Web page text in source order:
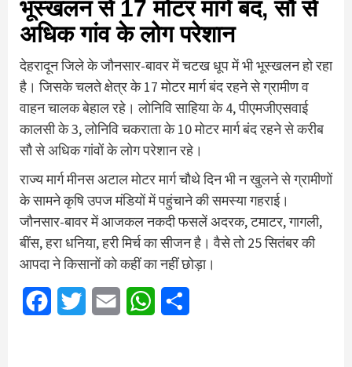
भूस्खलन से 17 मोटर मार्ग बंद, सौ से
अधिक गांव के लोग परेशान
देहरादून जिले के जौनसार-बावर में चटख धूप में भी भूस्खलन हो रहा
है। जिसके चलते क्षेत्र के 17 मोटर मार्ग बंद रहने से ग्रामीण व
वाहन चालक बेहाल रहे। लोनिवि साहिया के 4, पीएमजीएसवाई
कालसी के 3, लोनिवि चकराता के 10 मोटर मार्ग बंद रहने से करीब
सौ से अधिक गांवों के लोग परेशान रहे।
राज्य मार्ग मीनस अटाल मोटर मार्ग चौथे दिन भी न खुलने से ग्रामीणों
के सामने कृषि उपज मंडियों में पहुंचाने की समस्या गहराई।
जौनसार-बावर में आजकल नकदी फसलें अदरक, टमाटर, गागली,
बींस, हरा धनिया, हरी मिर्च का सीजन है। वैसे तो 25 सितंबर की
आपदा ने किसानों को कहीं का नहीं छोड़ा।
FacebookTwitter Email WhatsApp